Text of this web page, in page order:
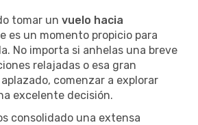
tomar un vuelo hacia
es un momento propicio para
No importa si anhelas una breve
relajadas o esa gran
comenzar a explorar
excelente decisión.
consolidado una extensa